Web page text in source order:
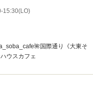
15:30(LO)
国際通り《大東そ
ウスカフェ